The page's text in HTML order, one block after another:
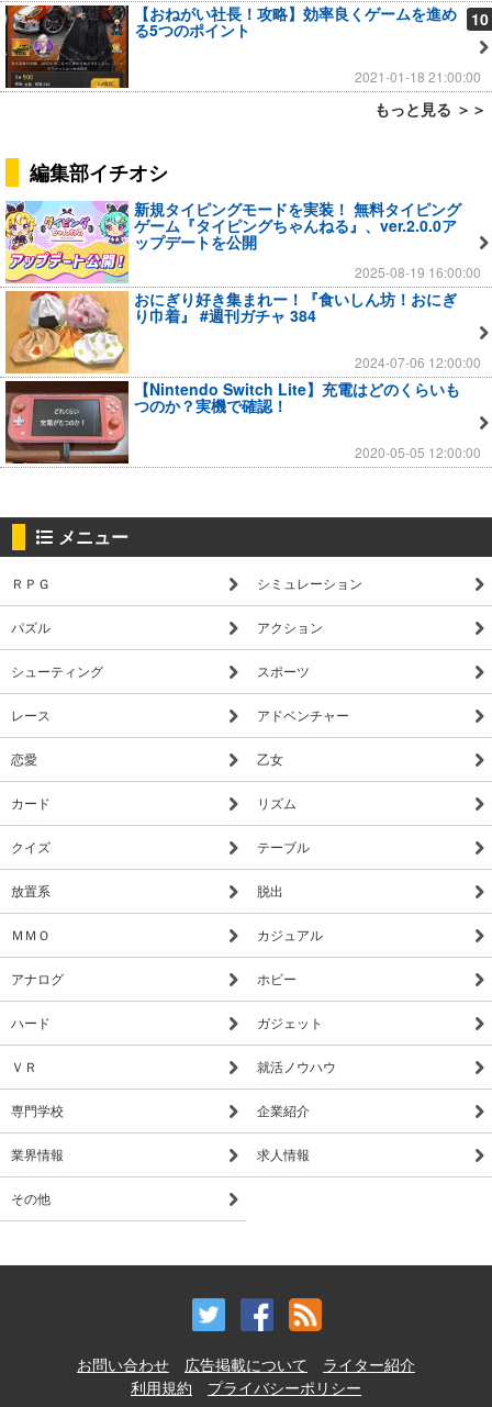
10
【おねがい社長！攻略】効率良くゲームを進め
る5つのポイント
2021-01-18 21:00:00
もっと見る ＞＞
編集部イチオシ
新規タイピングモードを実装！ 無料タイピング
ゲーム『タイピングちゃんねる』、ver.2.0.0ア
ップデートを公開
2025-08-19 16:00:00
おにぎり好き集まれー！『食いしん坊！おにぎ
り巾着』 #週刊ガチャ 384
2024-07-06 12:00:00
【Nintendo Switch Lite】充電はどのくらいも
つのか？実機で確認！
2020-05-05 12:00:00
メニュー
ＲＰＧ シミュレーション
パズル アクション
シューティング スポーツ
レース アドベンチャー
恋愛 乙女
カード リズム
クイズ テーブル
放置系 脱出
ＭＭＯ カジュアル
アナログ ホビー
ハード ガジェット
ＶＲ 就活ノウハウ
専門学校 企業紹介
業界情報 求人情報
その他
お問い合わせ 広告掲載について
ライター紹介
利用規約
プライバシーポリシー